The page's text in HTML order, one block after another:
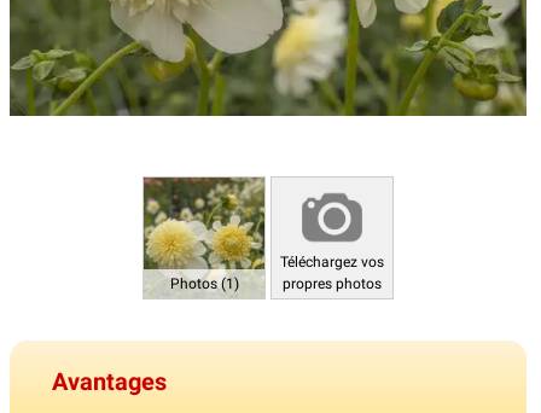
Photos (1)
Téléchargez vos
propres photos
Avantages